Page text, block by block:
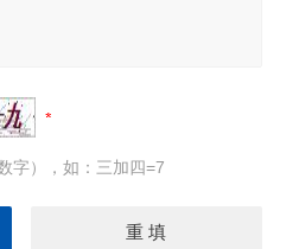
字），如：三加四=7